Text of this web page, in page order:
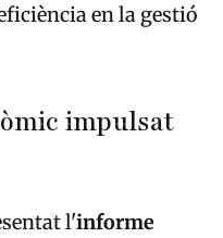
en la gestió
impulsat
l'informe